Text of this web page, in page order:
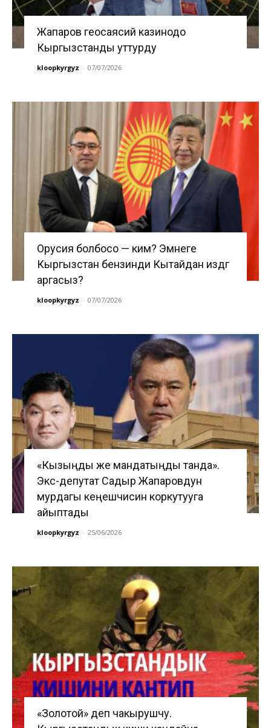
Жапаров геосаясий казинодо
Кыргызстанды уттурду
kloopkyrgyz - 07/07/2026
Орусия болбосо — ким? Эмнеге
Кыргызстан бензинди Кытайдан издөөгө
аргасыз?
kloopkyrgyz - 07/07/2026
«Кызыңды же мандатыңды танда».
Экс-депутат Садыр Жапаровдун
мурдагы кеңешчисин коркутууга
айыптады
kloopkyrgyz - 25/06/2026
«Золотой» деп чакырушчу.